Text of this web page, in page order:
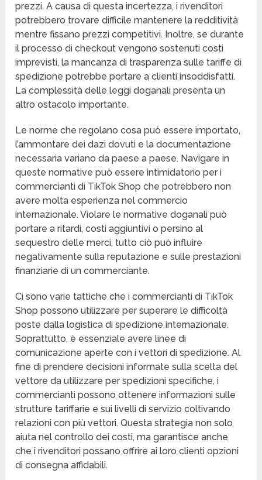
prezzi. A causa di questa incertezza, i rivenditori
potrebbero trovare difficile mantenere la redditività
mentre fissano prezzi competitivi. Inoltre, se durante
il processo di checkout vengono sostenuti costi
imprevisti, la mancanza di trasparenza sulle tariffe di
spedizione potrebbe portare a clienti insoddisfatti.
La complessità delle leggi doganali presenta un
altro ostacolo importante.
Le norme che regolano cosa può essere importato,
l’ammontare dei dazi dovuti e la documentazione
necessaria variano da paese a paese. Navigare in
queste normative può essere intimidatorio per i
commercianti di TikTok Shop che potrebbero non
avere molta esperienza nel commercio
internazionale. Violare le normative doganali può
portare a ritardi, costi aggiuntivi o persino al
sequestro delle merci, tutto ciò può influire
negativamente sulla reputazione e sulle prestazioni
finanziarie di un commerciante.
Ci sono varie tattiche che i commercianti di TikTok
Shop possono utilizzare per superare le difficoltà
poste dalla logistica di spedizione internazionale.
Soprattutto, è essenziale avere linee di
comunicazione aperte con i vettori di spedizione. Al
fine di prendere decisioni informate sulla scelta del
vettore da utilizzare per spedizioni specifiche, i
commercianti possono ottenere informazioni sulle
strutture tariffarie e sui livelli di servizio coltivando
relazioni con più vettori. Questa strategia non solo
aiuta nel controllo dei costi, ma garantisce anche
che i rivenditori possano offrire ai loro clienti opzioni
di consegna affidabili.